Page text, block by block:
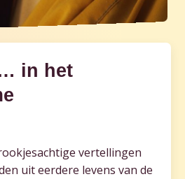
in het
vertellingen
uit eerdere levens van de